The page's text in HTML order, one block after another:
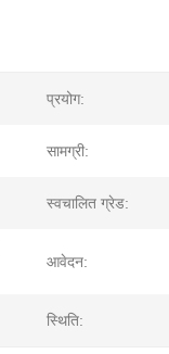
प्रयोग:
सामग्री:
स्वचालित ग्रेड:
आवेदन:
स्थिति: